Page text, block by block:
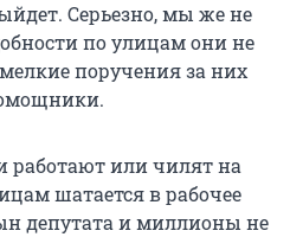
Серьезно, мы же не
по улицам они не
поручения за них
или чилят на
шатается в рабочее
депутата и миллионы не